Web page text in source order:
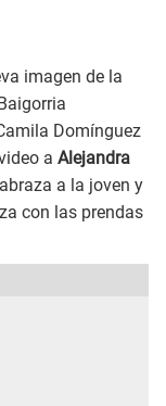
imagen de la
Domínguez
a Alejandra
a la joven y
con las prendas